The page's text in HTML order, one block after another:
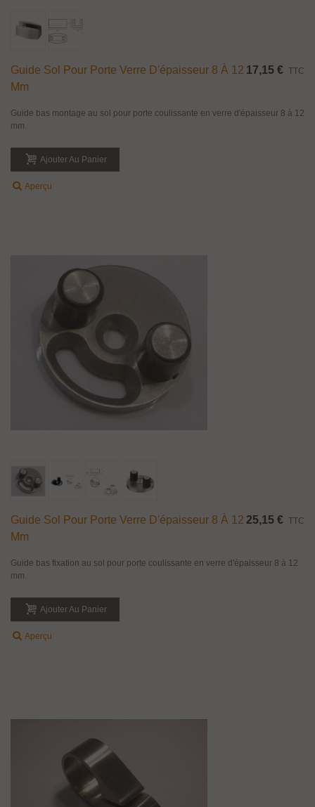
Guide Sol Pour Porte Verre D'épaisseur 8 À 12
Mm
17,15 € TTC
Guide bas montage au sol pour porte coulissante en verre d'épaisseur 8 à 12
mm.
Ajouter Au Panier
Aperçu
Guide Sol Pour Porte Verre D'épaisseur 8 À 12
Mm
25,15 € TTC
Guide bas fixation au sol pour porte coulissante en verre d'épaisseur 8 à 12
mm.
Ajouter Au Panier
Aperçu